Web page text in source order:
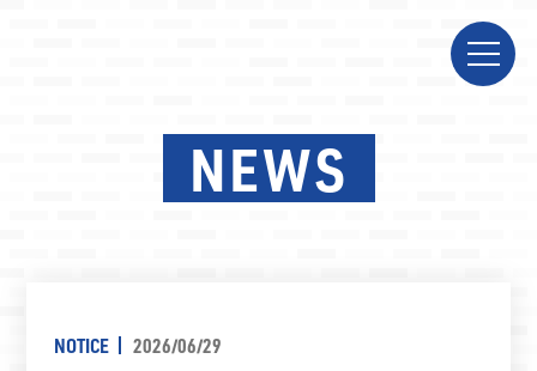
NEWS
NOTICE 2026/06/29